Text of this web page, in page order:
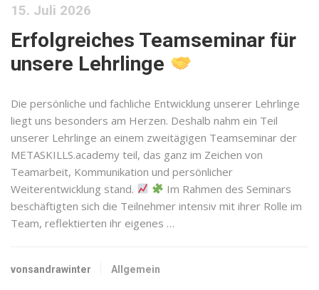
15. Juli 2026
Erfolgreiches Teamseminar für
unsere Lehrlinge
Die persönliche und fachliche Entwicklung unserer Lehrlinge
liegt uns besonders am Herzen. Deshalb nahm ein Teil
unserer Lehrlinge an einem zweitägigen Teamseminar der
METASKILLS.academy teil, das ganz im Zeichen von
Teamarbeit, Kommunikation und persönlicher
Weiterentwicklung stand.
Im Rahmen des Seminars
beschäftigten sich die Teilnehmer intensiv mit ihrer Rolle im
Team, reflektierten ihr eigenes …
vonsandrawinter Allgemein